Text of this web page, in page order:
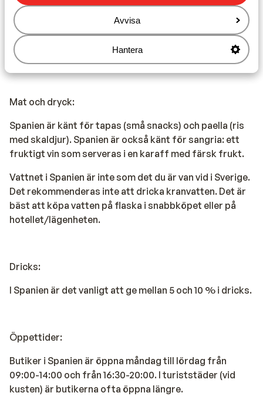
Avvisa
Hantera
Nödnummer:
Det spanska nödnumret för polis, ambulans och
brandkår är 112.
Mat och dryck:
Spanien är känt för tapas (små snacks) och paella (ris
med skaldjur). Spanien är också känt för sangria: ett
fruktigt vin som serveras i en karaff med färsk frukt.
Vattnet i Spanien är inte som det du är van vid i Sverige.
Det rekommenderas inte att dricka kranvatten. Det är
bäst att köpa vatten på flaska i snabbköpet eller på
hotellet/lägenheten.
Dricks:
I Spanien är det vanligt att ge mellan 5 och 10 % i dricks.
Öppettider:
Butiker i Spanien är öppna måndag till lördag från
09:00-14:00 och från 16:30-20:00. I turiststäder (vid
kusten) är butikerna ofta öppna längre.